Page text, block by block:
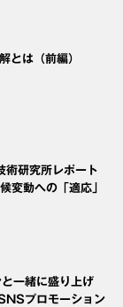
とは（前編）
研究所レポート
変動への「適応」
一緒に盛り上げ
プロモーション